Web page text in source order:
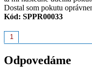
Dostal som pokutu
Kód: SPPR00033
Odpovedáme